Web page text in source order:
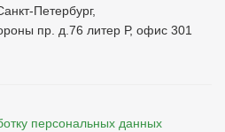
Петербург,
пр. д.76 литер Р, офис 301
персональных данных